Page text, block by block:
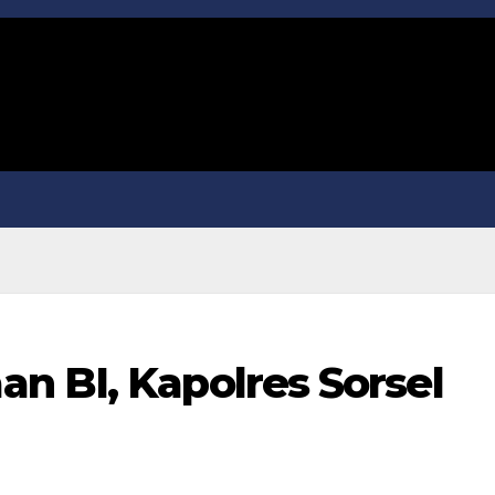
BI, Kapolres Sorsel